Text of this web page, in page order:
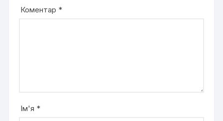
Коментар *
Ім'я *